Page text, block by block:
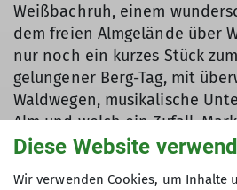
Weißbachruh, einem
dem freien Almgelände über
nur noch ein kurzes Stück
gelungener Berg-Tag, mit
Waldwegen, musikalische
Alm und welch ein Zufall,
interessanten und netten
Diese Website
Wir verwenden Cookies, um Inhalte